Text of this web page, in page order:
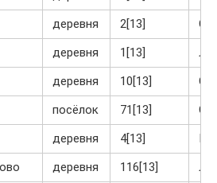
деревня 2[13]
деревня 1[13]
деревня 10[13]
посёлок 71[13]
деревня 4[13]
деревня 116[13]